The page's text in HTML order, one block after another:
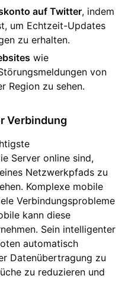
auf Twitter, indem
um Echtzeit-Updates
zu erhalten.
wie
von
Region zu sehen.
Verbindung
Server online sind,
Netzwerkpfads zu
Komplexe mobile
Verbindungsprobleme
kann diese
Sein intelligenter
automatisch
Datenübertragung zu
zu reduzieren und